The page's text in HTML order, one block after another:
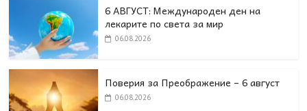
6 АВГУСТ: Международен ден на
лекарите по света за мир
06.08.2026
Поверия за Преображение – 6 август
06.08.2026